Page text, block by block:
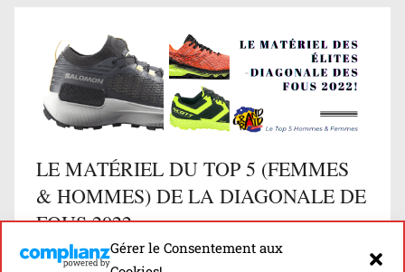
Gérer le Consentement aux
LE MATÉRIEL DU TOP 5 (FEMMES
& HOMMES) DE LA DIAGONALE DE
FOUS 2022
Présentation du Matériel (Chaussures,